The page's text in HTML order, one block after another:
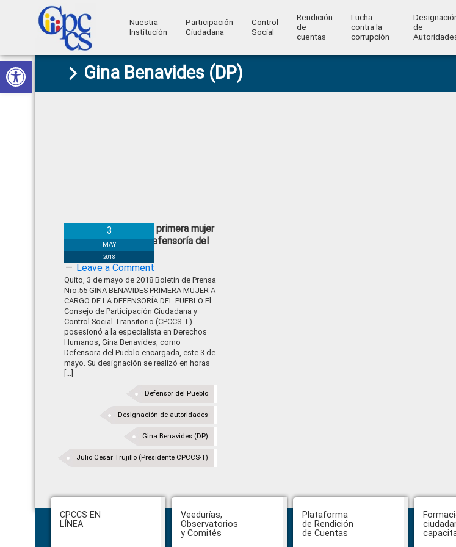
Abrir barra de herramientas
Skip
to
primary
Skip
to
main
Skip
to
primary
Skip
to
footer
Consejo
Construyendo
Ciudadano
Nuestra
Institución
Participación
Ciudadana
Control
Social
Rendición
de
cuentas
Lucha
contra la
corrupción
de
Gina Benavides (DP)
Gina Benavides primera mujer
a cargo de la Defensoría del
Pueblo
3
MAY
2018
Leave a Comment
Quito, 3 de mayo de 2018 Boletín de Prensa
Nro.55 GINA BENAVIDES PRIMERA MUJER A
CARGO DE LA DEFENSORÍA DEL PUEBLO El
Consejo de Participación Ciudadana y
Control Social Transitorio (CPCCS-T)
posesionó a la especialista en Derechos
Humanos, Gina Benavides, como
Defensora del Pueblo encargada, este 3 de
mayo. Su designación se realizó en horas
[...]
Defensor del Pueblo
Designación de autoridades
Gina Benavides (DP)
Julio César Trujillo (Presidente CPCCS-T)
Footer
CPCCS EN
LÍNEA
Veedurías,
Observatorios
y Comités
Plataforma
de Rendición
de Cuentas
CPCCS
Veeduría
autoridad de la